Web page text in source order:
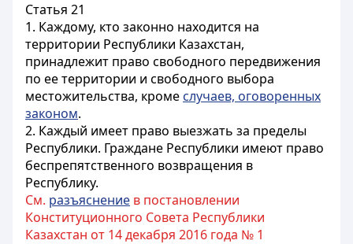
Статья 21
1. Каждому, кто законно находится на
территории Республики Казахстан,
принадлежит право свободного передвижения
по ее территории и свободного выбора
местожительства, кроме случаев, оговоренных
законом.
2. Каждый имеет право выезжать за пределы
Республики. Граждане Республики имеют право
беспрепятственного возвращения в
Республику.
См. разъяснение в постановлении
Конституционного Совета Республики
Казахстан от 14 декабря 2016 года № 1